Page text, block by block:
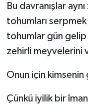
Bu davranışlar
tohumları
tohumlar gün
zehirli meyvelerini
Onun için
Çünkü iyilik bir